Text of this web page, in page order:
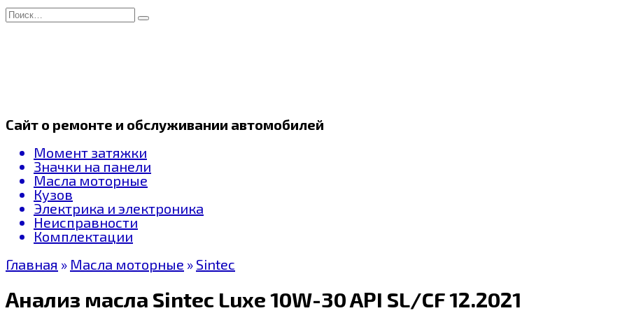
Перейти
к
Search
for:
Сайт о ремонте и обслуживании автомобилей
Момент затяжки
Значки на панели
Масла моторные
Кузов
Электрика и электроника
Неисправности
Комплектации
Главная » Масла моторные » Sintec
Анализ масла Sintec Luxe 10W-30 API SL/CF 12.2021